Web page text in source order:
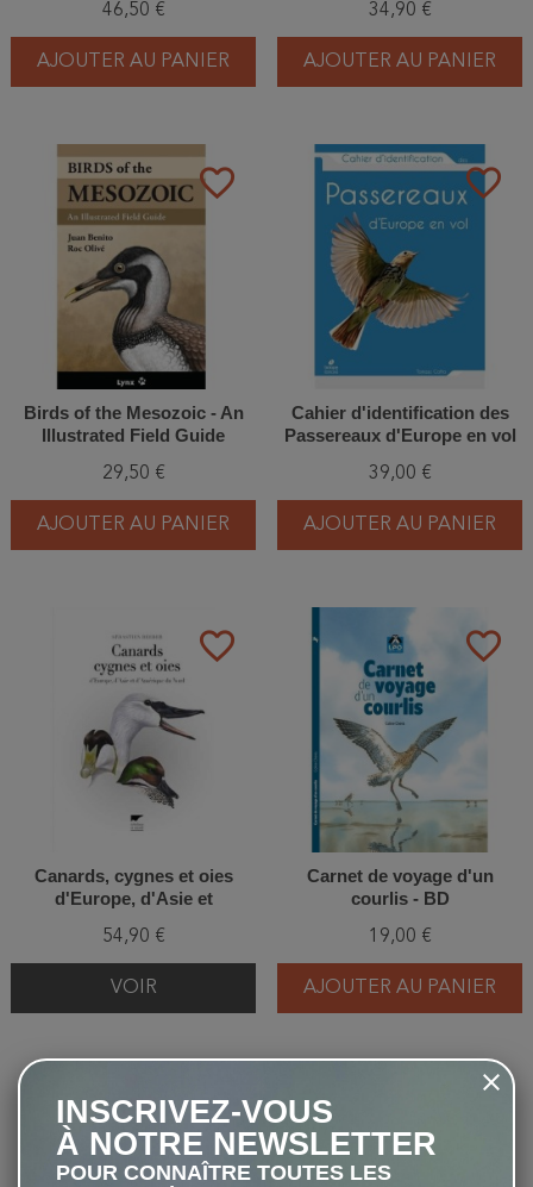
46,50 €
AJOUTER AU PANIER
34,90 €
AJOUTER AU PANIER
favorite_border
Birds of the Mesozoic - An
Illustrated Field Guide
29,50 €
AJOUTER AU PANIER
favorite_border
Cahier d'identification des
Passereaux d'Europe en vol
39,00 €
AJOUTER AU PANIER
favorite_border
Canards, cygnes et oies
d'Europe, d'Asie et
54,90 €
VOIR
favorite_border
Carnet de voyage d'un
courlis - BD
19,00 €
AJOUTER AU PANIER
favorite_border
INSCRIVEZ-VOUS
À NOTRE NEWSLETTER
POUR CONNAÎTRE TOUTES LES